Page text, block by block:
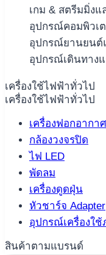
เกม & สตรีมมิ่ง
อุปกรณ์คอมพิวเ
อุปกรณ์ยานยนต์
อุปกรณ์เดินทาง
เครื่องใช้ไฟฟ้าทั่วไป
เครื่องใช้ไฟฟ้าทั่วไป
เครื่องฟอกอากาศ
กล้องวงจรปิด
ไฟ LED
พัดลม
เครื่องดูดฝุ่น
หัวชาร์จ Adapter
อุปกรณ์เครื่องใ
สินค้าตามแบรนด์